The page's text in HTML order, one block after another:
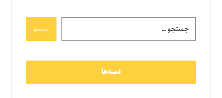
جستجو
دسته‌ها